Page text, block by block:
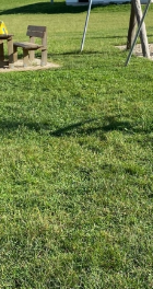
Partner
Kontakt
Impressum
Anmelden